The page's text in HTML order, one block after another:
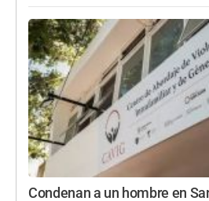
Condenan a un hombre en